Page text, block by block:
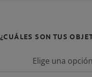
¿CUÁLES SON TUS
Elige una opción